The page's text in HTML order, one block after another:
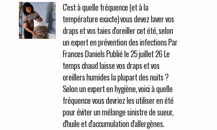
C'est à quelle fréquence (et à la
température exacte) vous devez laver vos
draps et vos taies d'oreiller cet été, selon
un expert en prévention des infections Par
Frances Daniels Publié le 25 juillet 26 Le
temps chaud laisse vos draps et vos
oreillers humides la plupart des nuits ?
Selon un expert en hygiène, voici à quelle
fréquence vous devriez les utiliser en été
pour éviter un mélange sinistre de sueur,
d'huile et d'accumulation d'allergènes.